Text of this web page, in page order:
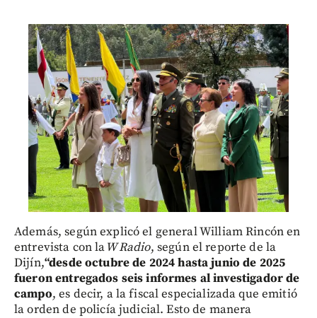
Además, según explicó el general William Rincón en
entrevista con laW Radio, según el reporte de la
Dijín,“desde octubre de 2024 hasta junio de 2025
fueron entregados seis informes al investigador de
campo, es decir, a la fiscal especializada que emitió
la orden de policía judicial. Esto de manera